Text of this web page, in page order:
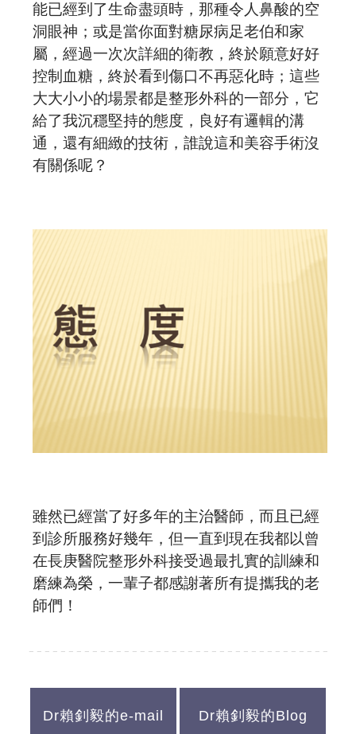
能已經到了生命盡頭時，那種令人鼻酸的空
洞眼神；或是當你面對糖尿病足老伯和家
屬，經過一次次詳細的衛教，終於願意好好
控制血糖，終於看到傷口不再惡化時；這些
大大小小的場景都是整形外科的一部分，它
給了我沉穩堅持的態度，良好有邏輯的溝
通，還有細緻的技術，誰說這和美容手術沒
有關係呢？
雖然已經當了好多年的主治醫師，而且已經
到診所服務好幾年，但一直到現在我都以曾
在長庚醫院整形外科接受過最扎實的訓練和
磨練為榮，一輩子都感謝著所有提攜我的老
師們！
Dr賴釗毅的e-mail Dr賴釗毅的Blog